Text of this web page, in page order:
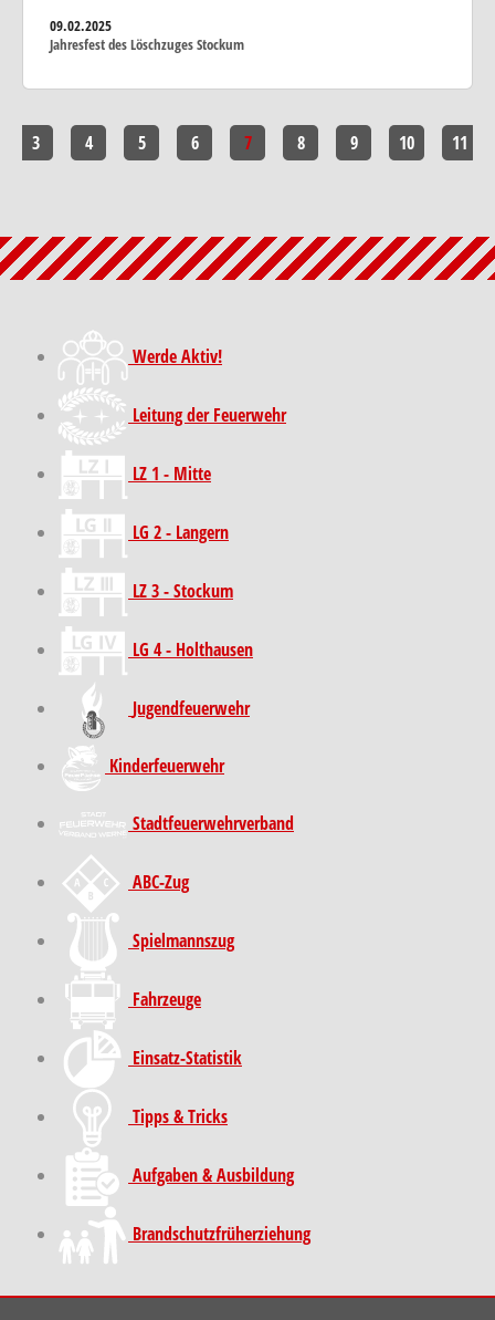
09.02.2025
Jahresfest des Löschzuges Stockum
3 4 5 6 7 8 9 10 11
Werde Aktiv!
Leitung der Feuerwehr
LZ 1 - Mitte
LG 2 - Langern
LZ 3 - Stockum
LG 4 - Holthausen
Jugendfeuerwehr
Kinder­feuer­wehr
Stadt­feuer­wehr­verband
ABC-Zug
Spielmannszug
Fahrzeuge
Einsatz-Statistik
Tipps & Tricks
Aufgaben & Ausbildung
Brand­schutz­früh­erziehung